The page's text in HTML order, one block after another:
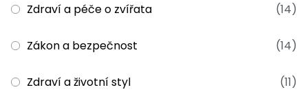
Zdraví a péče o zvířata (14)
Zákon a bezpečnost (14)
Zdraví a životní styl (11)